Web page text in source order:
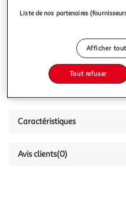
Caractéristiques
Avis clients(0)
Liste de nos partenaires
Afficher
Tout refuser